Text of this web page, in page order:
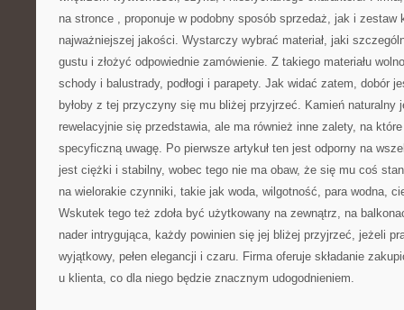
na stronce , proponuje w podobny sposób sprzedaż, jak i zestaw
najważniejszej jakości. Wystarczy wybrać materiał, jaki
gustu i złożyć odpowiednie zamówienie. Z takiego materiału
schody i balustrady, podłogi i parapety. Jak widać zatem, dobór
byłoby z tej przyczyny się mu bliżej przyjrzeć. Kamień naturalny
rewelacyjnie się przedstawia, ale ma również inne zalety, na
specyficzną uwagę. Po pierwsze artykuł ten jest odporny na
jest ciężki i stabilny, wobec tego nie ma obaw, że się mu coś
na wielorakie czynniki, takie jak woda, wilgotność, para wodna,
Wskutek tego też zdoła być użytkowany na zewnątrz, na
nader intrygująca, każdy powinien się jej bliżej przyjrzeć, jeżeli
wyjątkowy, pełen elegancji i czaru. Firma oferuje składanie
u klienta, co dla niego będzie znacznym udogodnieniem.